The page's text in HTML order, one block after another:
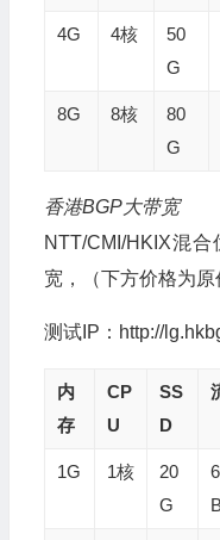
4G 4核
50
G
8G 8核
80
G
香港BGP大带宽
NTT/CMI/HKIX混
宽，（下方价格为原
测试IP：http://
内
存
CP
U
SS
D
1G 1核
20
G